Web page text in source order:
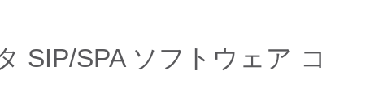
SIP/SPA ソフトウェア コ